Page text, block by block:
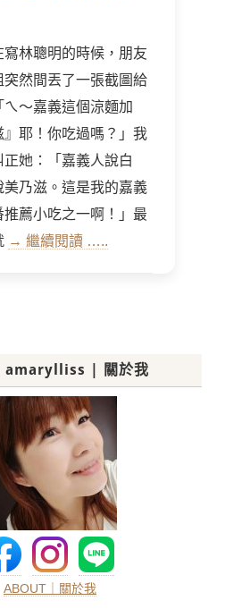
寫林聰明的時候，朋友
突然間丟了一張截圖給
ㄟ～嘉義這個涼麵加
』耶！你吃過嗎？」我
正她：「嘉義人說白
美乃滋。這是我的嘉義
推薦小吃之一啊！」最
→ 繼續閱讀 …..
amarylliss | 關於我
ABOUT｜關於我